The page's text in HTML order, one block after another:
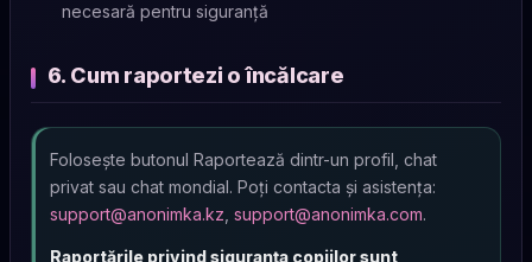
necesară pentru siguranță
6. Cum raportezi o încălcare
Folosește butonul Raportează dintr-un profil, chat
privat sau chat mondial. Poți contacta și asistența:
support@anonimka.kz support@anonimka.com.
Raportările privind siguranța copiilor sunt